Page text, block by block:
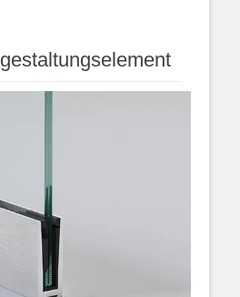
gestaltungselement